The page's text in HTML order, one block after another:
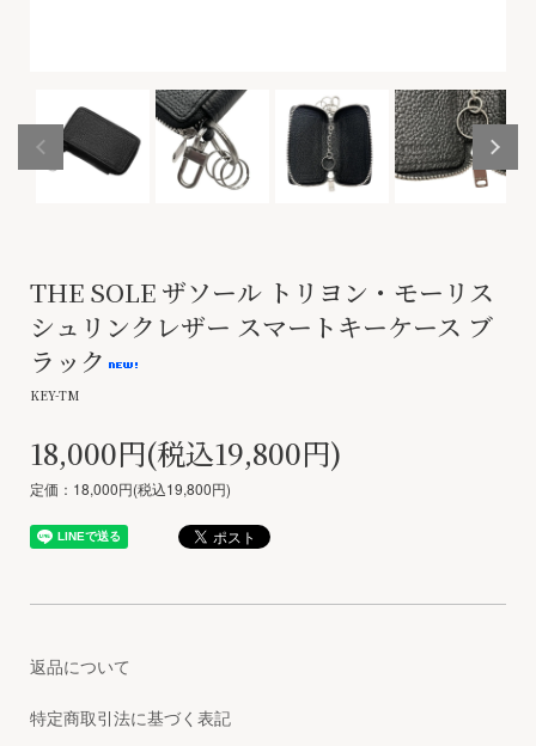
THE SOLE ザソール トリヨン・モーリス
シュリンクレザー スマートキーケース ブ
ラック
KEY-TM
18,000円(税込19,800円)
定価：18,000円(税込19,800円)
返品について
特定商取引法に基づく表記